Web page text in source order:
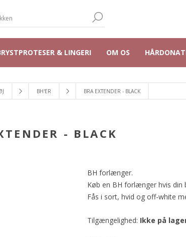
& LINGERI OM OS
BH'ER BRA EXTENDER - BLACK
- BLACK
BH forlænger.
Køb en BH forlænger hvis din
Fås i sort, hvid og off-white
Tilgængelighed: Ikke på